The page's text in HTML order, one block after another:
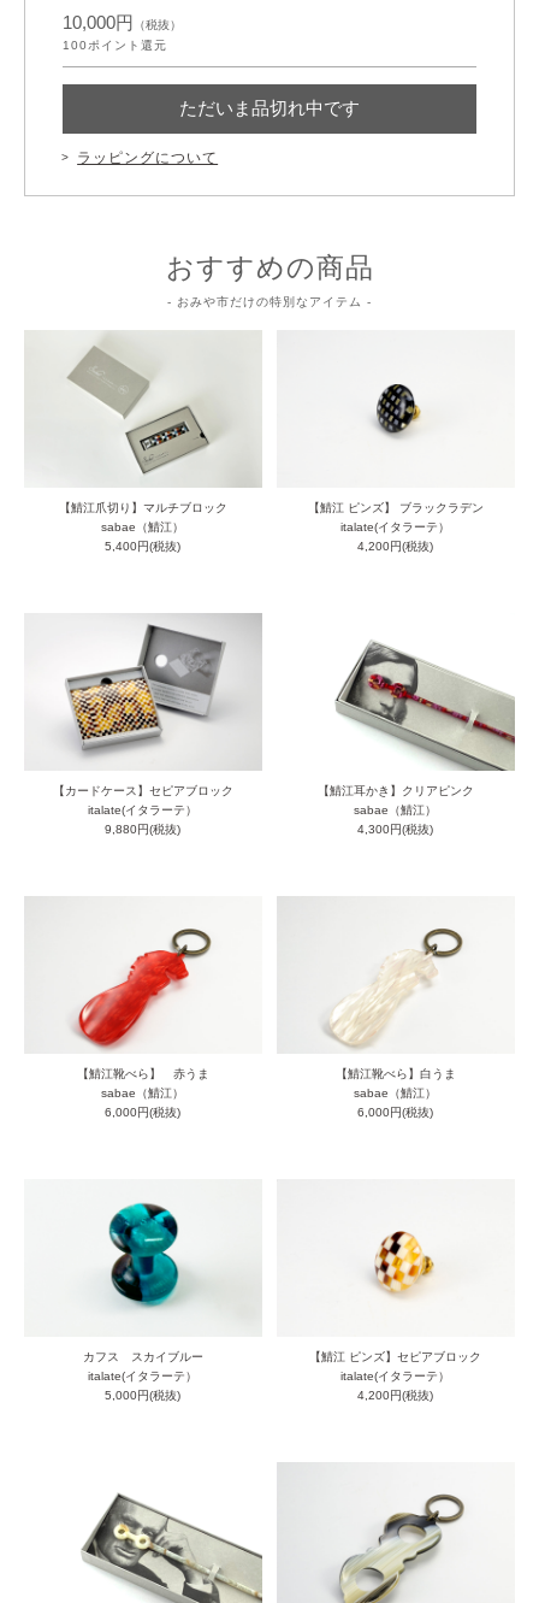
10,000円
（税抜）
100ポイント還元
ただいま品切れ中です
ラッピングについて
おすすめの商品
- おみや市だけの特別なアイテム -
【鯖江爪切り】マルチブロック
sabae（鯖江）
5,400円(税抜)
【鯖江 ピンズ】 ブラックラデン
italate(イタラーテ）
4,200円(税抜)
【カードケース】セピアブロック
italate(イタラーテ）
9,880円(税抜)
【鯖江耳かき】クリアピンク
sabae（鯖江）
4,300円(税抜)
【鯖江靴べら】 赤うま
sabae（鯖江）
6,000円(税抜)
【鯖江靴べら】白うま
sabae（鯖江）
6,000円(税抜)
カフス スカイブルー
italate(イタラーテ）
5,000円(税抜)
【鯖江 ピンズ】セピアブロック
italate(イタラーテ）
4,200円(税抜)